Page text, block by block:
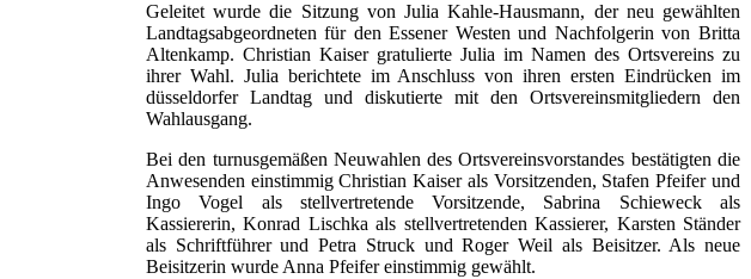
Geleitet wurde die Sitzung von Julia Kahle-Hausmann, der neu gewählten
Landtagsabgeordneten für den Essener Westen und Nachfolgerin von Britta
Altenkamp. Christian Kaiser gratulierte Julia im Namen des Ortsvereins zu
ihrer Wahl. Julia berichtete im Anschluss von ihren ersten Eindrücken im
düsseldorfer Landtag und diskutierte mit den Ortsvereinsmitgliedern den
Wahlausgang.
Bei den turnusgemäßen Neuwahlen des Ortsvereinsvorstandes bestätigten die
Anwesenden einstimmig Christian Kaiser als Vorsitzenden, Stafen Pfeifer und
Ingo Vogel als stellvertretende Vorsitzende, Sabrina Schieweck als
Kassiererin, Konrad Lischka als stellvertretenden Kassierer, Karsten Ständer
als Schriftführer und Petra Struck und Roger Weil als Beisitzer. Als neue
Beisitzerin wurde Anna Pfeifer einstimmig gewählt.